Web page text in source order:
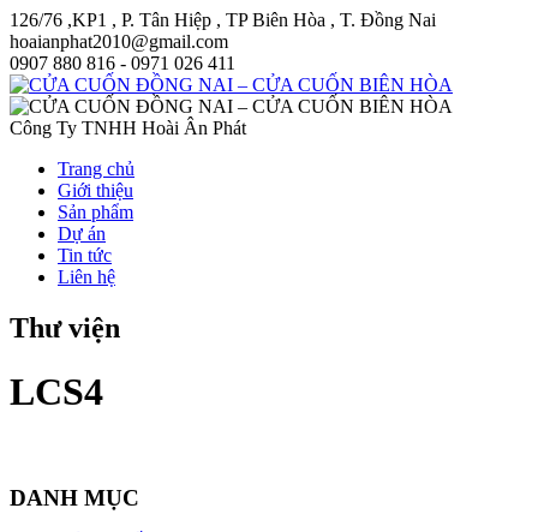
126/76 ,KP1 , P. Tân Hiệp , TP Biên Hòa , T. Đồng Nai
hoaianphat2010@gmail.com
0907 880 816 - 0971 026 411
Công Ty TNHH Hoài Ân Phát
Trang chủ
Giới thiệu
Sản phẩm
Dự án
Tin tức
Liên hệ
Thư viện
LCS4
DANH MỤC